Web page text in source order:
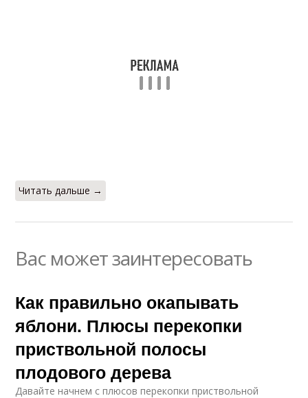
Читать дальше →
Вас может заинтересовать
Как правильно окапывать
яблони. Плюсы перекопки
приствольной полосы
плодового дерева
Давайте начнем с плюсов перекопки приствольной